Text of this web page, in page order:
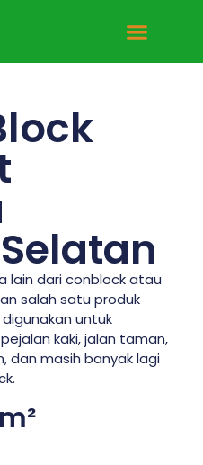
lain dari conblock atau
salah satu produk
untuk
kaki, jalan taman,
dan masih banyak lagi